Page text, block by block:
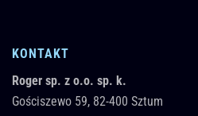
KONTAKT
Roger sp. z o.o. sp. k.
Gościszewo 59, 82-400 Sztum